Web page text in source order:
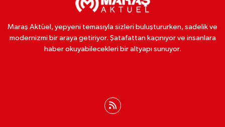
Maraş Aktüel, yepyeni temasıyla sizleri buluştururken, sadelik ve
modernizmi bir araya getiriyor. Şatafattan kaçınıyor ve insanlara
haber okuyabilecekleri bir altyapı sunuyor.